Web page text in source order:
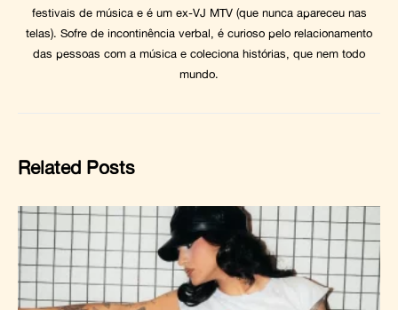
festivais de música e é um ex-VJ MTV (que nunca apareceu nas
telas). Sofre de incontinência verbal, é curioso pelo relacionamento
das pessoas com a música e coleciona histórias, que nem todo
mundo.
Related Posts